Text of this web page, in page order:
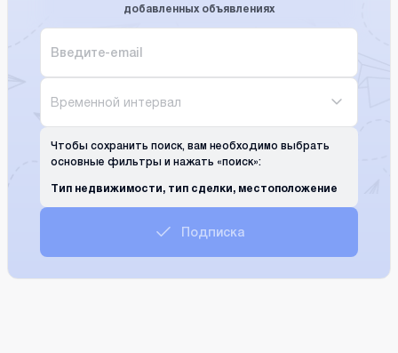
добавленных объявлениях
Временной интервал
Чтобы сохранить поиск, вам необходимо выбрать
основные фильтры и нажать «поиск»:
Тип недвижимости, тип сделки, местоположение
Подписка